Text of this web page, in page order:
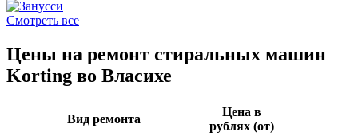
Смотреть все
Цены на ремонт стиральных машин
Korting во Власихе
Вид ремонта
Цена в
рублях (от)